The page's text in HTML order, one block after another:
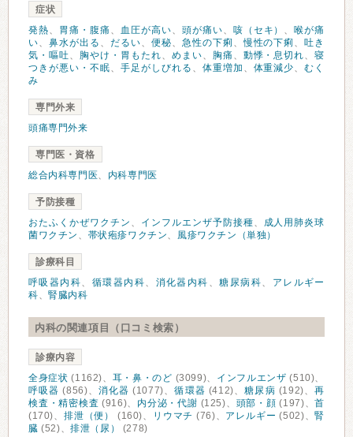
症状
発熱、 胃痛・腹痛 、 血圧が高い、 頭が痛い、 咳（セキ） 、喉が痛
い、 鼻水が出る 、 だるい、 便秘、 急性の下痢 、慢性の下痢 、吐き
気・嘔吐、 胸やけ・胃もたれ、 めまい、 胸痛 、 動悸・息切れ、寝
つきが悪い・不眠、 手足がしびれる 、 体重増加 、 体重減少、むく
み
専門外来
頭痛専門外来
専門医・資格
総合内科専門医、 内科専門医
予防接種
おたふくかぜワクチン 、 インフルエンザ予防接種、
成人用肺炎球
菌ワクチン 、 帯状疱疹ワクチン、 風疹ワクチン（単独）
診療科目
呼吸器内科、 循環器内科、 消化器内科 、糖尿病科、 アレルギー
科、腎臓内科
内科の関連項目（口コミ検索）
診療内容
全身症状 (1162)、 耳・鼻・のど (3099)、 インフルエンザ (510)、
呼吸器 (856)、 消化器 (1077)、循環器 (412)、糖尿病 (192)、再
検査・精密検査 (916)、 内分泌・代謝 (125)、 頭部・顔 (197)、首
(170)、排泄（便） (160)、 リウマチ (76)、 アレルギー (502)、腎
臓 (52)、排泄（尿） (278)